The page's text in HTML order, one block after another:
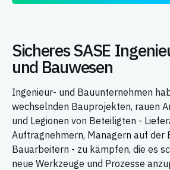
Sicheres SASE
und Bauwesen
Ingenieur- und Bauunternehmen
wechselnden Bauprojekten, rauen
und Legionen von Beteiligten -
Auftragnehmern, Managern auf der
Bauarbeitern - zu kämpfen, die es
neue Werkzeuge und Prozesse